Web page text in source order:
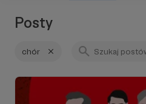
Posty
chór